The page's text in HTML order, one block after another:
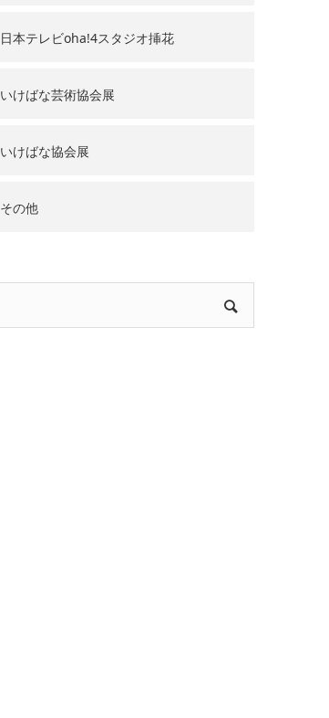
日本テレビoha!4スタジオ挿花
いけばな芸術協会展
いけばな協会展
その他